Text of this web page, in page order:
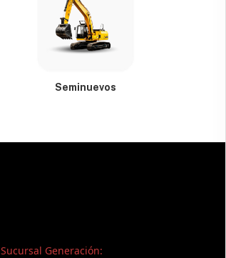
Seminuevos
Sucursal Generación: